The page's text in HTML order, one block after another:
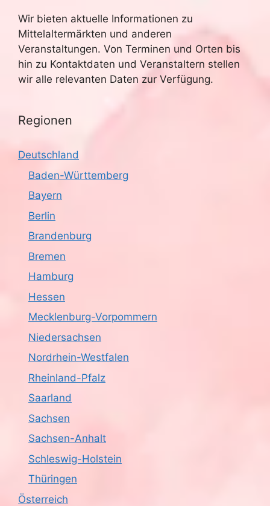
Wir bieten aktuelle Informationen zu
Mittelaltermärkten und anderen
Veranstaltungen. Von Terminen und Orten bis
hin zu Kontaktdaten und Veranstaltern stellen
wir alle relevanten Daten zur Verfügung.
Regionen
Deutschland
Baden-Württemberg
Bayern
Berlin
Brandenburg
Bremen
Hamburg
Hessen
Mecklenburg-Vorpommern
Niedersachsen
Nordrhein-Westfalen
Rheinland-Pfalz
Saarland
Sachsen
Sachsen-Anhalt
Schleswig-Holstein
Thüringen
Österreich